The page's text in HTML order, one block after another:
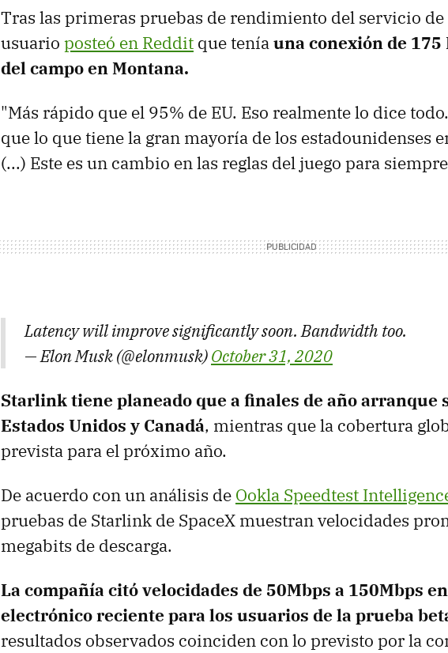
Tras las primeras pruebas de rendimiento del servicio
usuario posteó en Reddit que teníauna conexión de 175
del campo en Montana.
"Más rápido que el 95% de EU. Eso realmente lo dice
que lo que tiene la gran mayoría de los estadounidenses
(...) Este es un cambio en las reglas del juego para
Latency will improve significantly soon. Bandwidth too.
— Elon Musk (@elonmusk)October 31, 2020
Starlink tiene planeado que a finales de año arranque
Estados Unidos y Canadá, mientras que la cobertura
prevista para el próximo año.
De acuerdo con un análisis de Ookla Speedtest
pruebas de Starlink de SpaceX muestran velocidades
megabits de descarga.
La compañía citó velocidades de 50Mbps a 150Mbps
electrónico reciente para los usuarios de la prueba
resultados observados coinciden con lo previsto por la